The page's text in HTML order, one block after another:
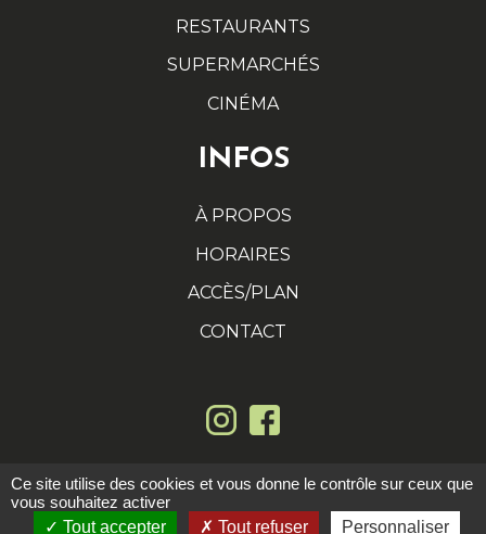
RESTAURANTS
SUPERMARCHÉS
CINÉMA
INFOS
À PROPOS
HORAIRES
ACCÈS/PLAN
CONTACT
2025 ©AGENCE SHOPS-MENTIONS LÉGALES
Ce site utilise des cookies et vous donne le contrôle sur ceux que
vous souhaitez activer
Tout accepter
Tout refuser Personnaliser